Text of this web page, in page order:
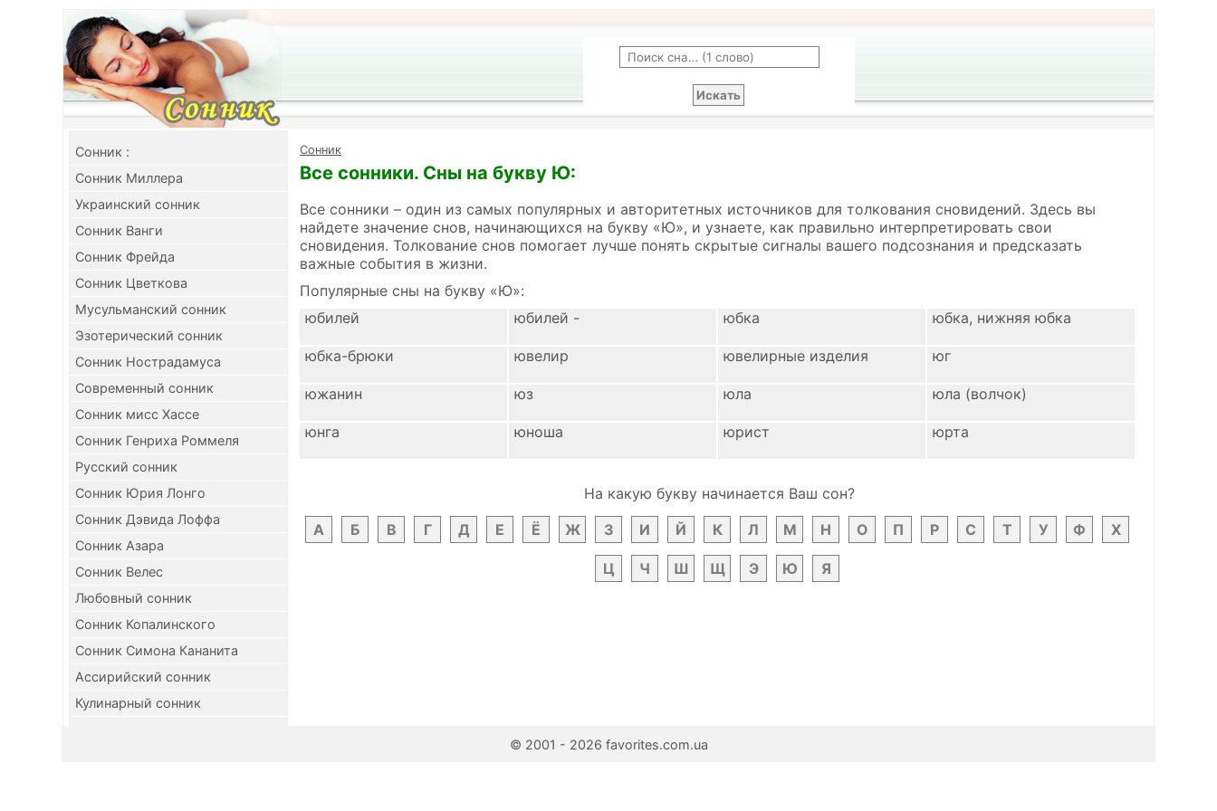
Cонник :
Сонник Миллера
Украинский сонник
Сонник Ванги
Сонник Фрейда
Сонник Цветкова
Мусульманский сонник
Эзотерический сонник
Сонник Нострадамуса
Современный сонник
Сонник мисс Хассе
Сонник Генриха Роммеля
Русский сонник
Сонник Юрия Лонго
Сонник Дэвида Лоффа
Сонник Азара
Сонник Велес
Любовный сонник
Сонник Копалинского
Сонник Симона Кананита
Ассирийский сонник
Кулинарный сонник
Cонник
Все сонники. Сны на букву Ю:
Все сонники – один из самых популярных и авторитетных источников для толкования сновидений. Здесь вы
найдете значение снов, начинающихся на букву «Ю», и узнаете, как правильно интерпретировать свои
сновидения. Толкование снов помогает лучше понять скрытые сигналы вашего подсознания и предсказать
важные события в жизни.
Популярные сны на букву «Ю»:
юбилей
юбилей - юбка юбка, нижняя юбка
юбка-брюки ювелир ювелирные изделия юг
южанин юз юла юла (волчок)
юнга юноша юрист юрта
На какую букву начинается Ваш сон?
А
Б В Г Д Е Ё Ж З И Й К Л М Н О П Р С Т У Ф Х
Ц Ч Ш Щ Э Ю Я
© 2001 - 2026 favorites.com.ua